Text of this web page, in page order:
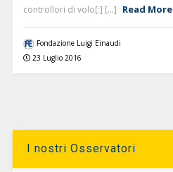
controllori di volo[:] [...] Read More
Fondazione Luigi Einaudi
23 Luglio 2016
I nostri Osservatori